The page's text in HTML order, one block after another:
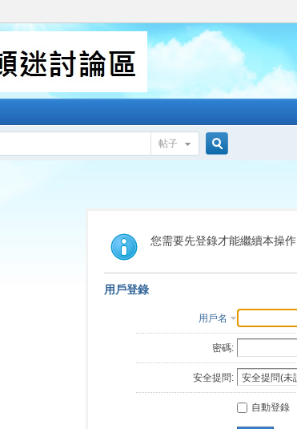
帖子
索
您需要先登錄才能繼續本操作
用戶登錄
用戶名
密碼:
安全提問:
自動登錄